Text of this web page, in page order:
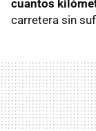
cuantos
carretera sin